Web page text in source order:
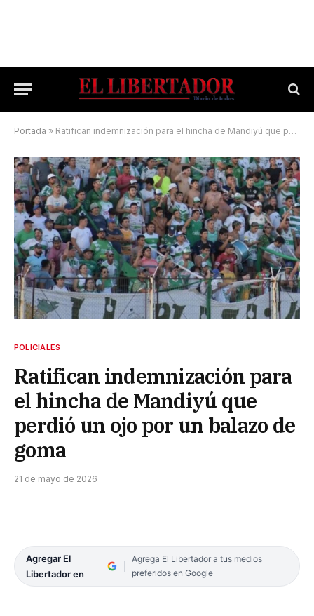
Portada » Ratifican indemnización para el hincha de Mandiyú que perdió un ojo por un balazo de goma
POLICIALES
Ratifican indemnización para
el hincha de Mandiyú que
perdió un ojo por un balazo de
goma
21 de mayo de 2026
Agregar El
Libertador en
Agrega El Libertador a tus medios
preferidos en Google